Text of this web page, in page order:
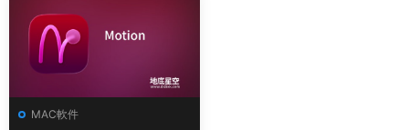
MAC軟件